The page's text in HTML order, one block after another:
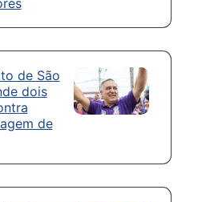
de São
dois
de